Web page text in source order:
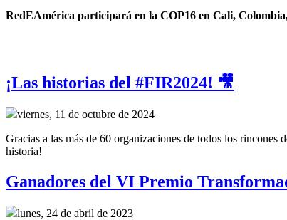
RedEAmérica participará en la COP16 en Cali,
¡Las historias del #FIR2024! 🎥
viernes, 11 de octubre de 2024
Gracias a las más de 60 organizaciones de todos los
historia!
Ganadores del VI Premio
lunes, 24 de abril de 2023